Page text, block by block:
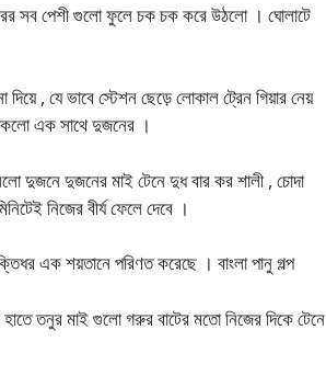
সব পেশী গুলো ফুলে চক চক করে উঠলো । ঘোলাটে
, যে ভাবে স্টেশন ছেড়ে লোকাল ট্রেন গিয়ার নেয়
এক সাথে দুজনের ।
দুজনে দুজনের মাই টেনে দুধ বার কর শালী , চোদা
নিজের বীর্য ফেলে দেবে ।
এক শয়তানে পরিণত করেছে । বাংলা পানু গল্প
তনুর মাই গুলো গরুর বাটের মতো নিজের দিকে টেনে